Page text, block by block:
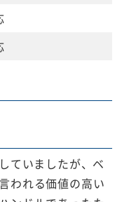
ていましたが、ベ
われる価値の高い